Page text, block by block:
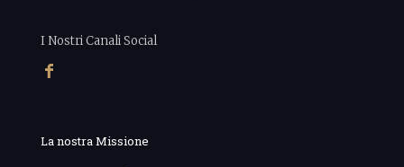
I Nostri Canali Social
La nostra Missione